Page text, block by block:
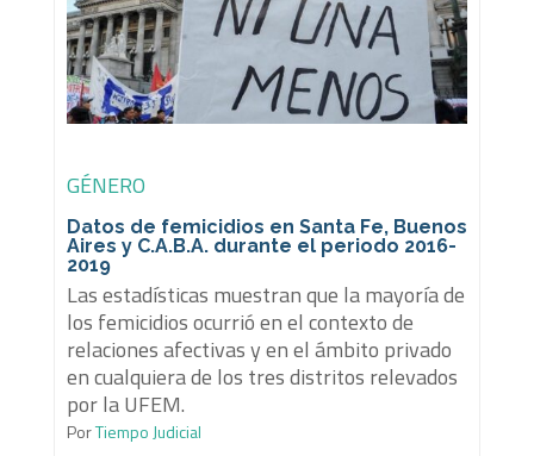
GÉNERO
Datos de femicidios en Santa Fe, Buenos
Aires y C.A.B.A. durante el periodo 2016-
2019
Las estadísticas muestran que la mayoría de
los femicidios ocurrió en el contexto de
relaciones afectivas y en el ámbito privado
en cualquiera de los tres distritos relevados
por la UFEM.
PorTiempo Judicial